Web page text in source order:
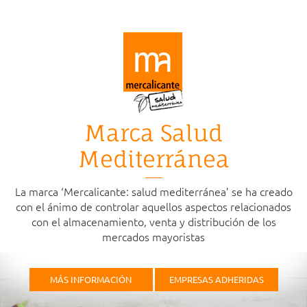
Marca Salud
Mediterránea
La marca ‘Mercalicante: salud mediterránea’ se ha creado
con el ánimo de controlar aquellos aspectos relacionados
con el almacenamiento, venta y distribución de los
mercados mayoristas
MÁS INFORMACIÓN EMPRESAS ADHERIDAS